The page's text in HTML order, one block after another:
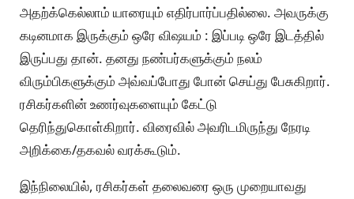
அதற்க்கெல்லாம் யாரையும் எதிர்பார்ப்பதில்லை. அவருக்கு
கடினமாக இருக்கும் ஒரே விஷயம் : இப்படி ஒரே இடத்தில்
இருப்பது தான். தனது நண்பர்களுக்கும் நலம்
விரும்பிகளுக்கும் அவ்வப்போது போன் செய்து பேசுகிறார்.
ரசிகர்களின் உணர்வுகளையும் கேட்டு
தெரிந்துகொள்கிறார். விரைவில் அவரிடமிருந்து நேரடி
அறிக்கை/தகவல் வரக்கூடும்.
இந்நிலையில், ரசிகர்கள் தலைவரை ஒரு முறையாவது